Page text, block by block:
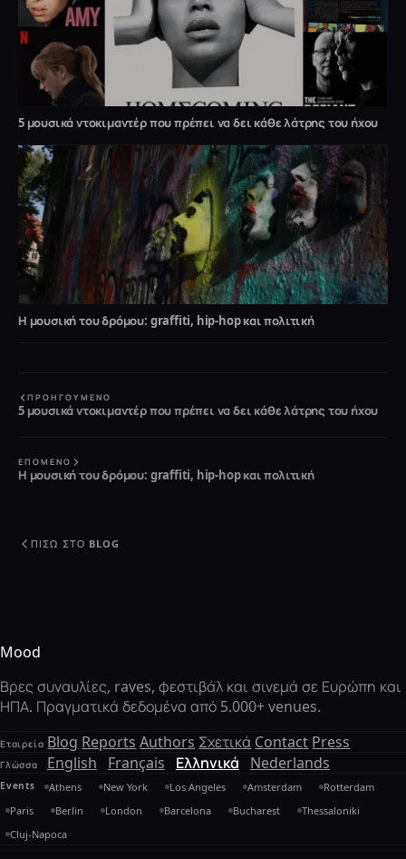
5 μουσικά ντοκιμαντέρ που πρέπει να δει κάθε λάτρης του ήχου
Η μουσική του δρόμου: graffiti, hip-hop και πολιτική
ΠΡΟΗΓΟΎΜΕΝΟ
5 μουσικά ντοκιμαντέρ που πρέπει να δει κάθε λάτρης του ήχου
ΕΠΌΜΕΝΟ
Η μουσική του δρόμου: graffiti, hip-hop και πολιτική
ΠΊΣΩ ΣΤΟ BLOG
Mood
Βρες συναυλίες, raves, φεστιβάλ και σινεμά σε Ευρώπη και
ΗΠΑ. Πραγματικά δεδομένα από 5.000+ venues.
Εταιρεία Blog Reports Authors Σχετικά Contact Press
Γλώσσα English Français Ελληνικά Nederlands
Events Athens New York Los Angeles Amsterdam
Rotterdam
Paris
Berlin London Barcelona Bucharest
Thessaloniki
Cluj-Napoca